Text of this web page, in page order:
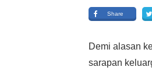
Share
Demi alasan
sarapan